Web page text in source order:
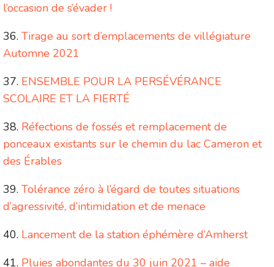
l’occasion de s’évader !
Tirage au sort d’emplacements de villégiature
Automne 2021
ENSEMBLE POUR LA PERSÉVÉRANCE
SCOLAIRE ET LA FIERTÉ
Réfections de fossés et remplacement de
ponceaux existants sur le chemin du lac Cameron et
des Érables
Tolérance zéro à l’égard de toutes situations
d’agressivité, d’intimidation et de menace
Lancement de la station éphémère d’Amherst
Pluies abondantes du 30 juin 2021 – aide